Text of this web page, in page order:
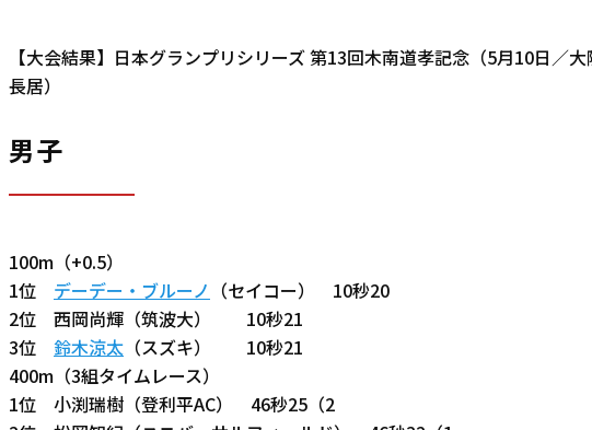
【大会結果】日本グランプリシリーズ 第13回木南道孝記念（5月10日／
長居）
男子
100m（+0.5）
1位 デーデー・ブルーノ
（セイコー） 10秒20
2位 西岡尚輝（筑波大） 10秒21
3位 鈴木涼太 （スズキ） 10秒21
400m（3組タイムレース）
1位 小渕瑞樹（登利平AC） 46秒25（2